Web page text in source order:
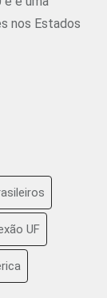
nos Estados
UF